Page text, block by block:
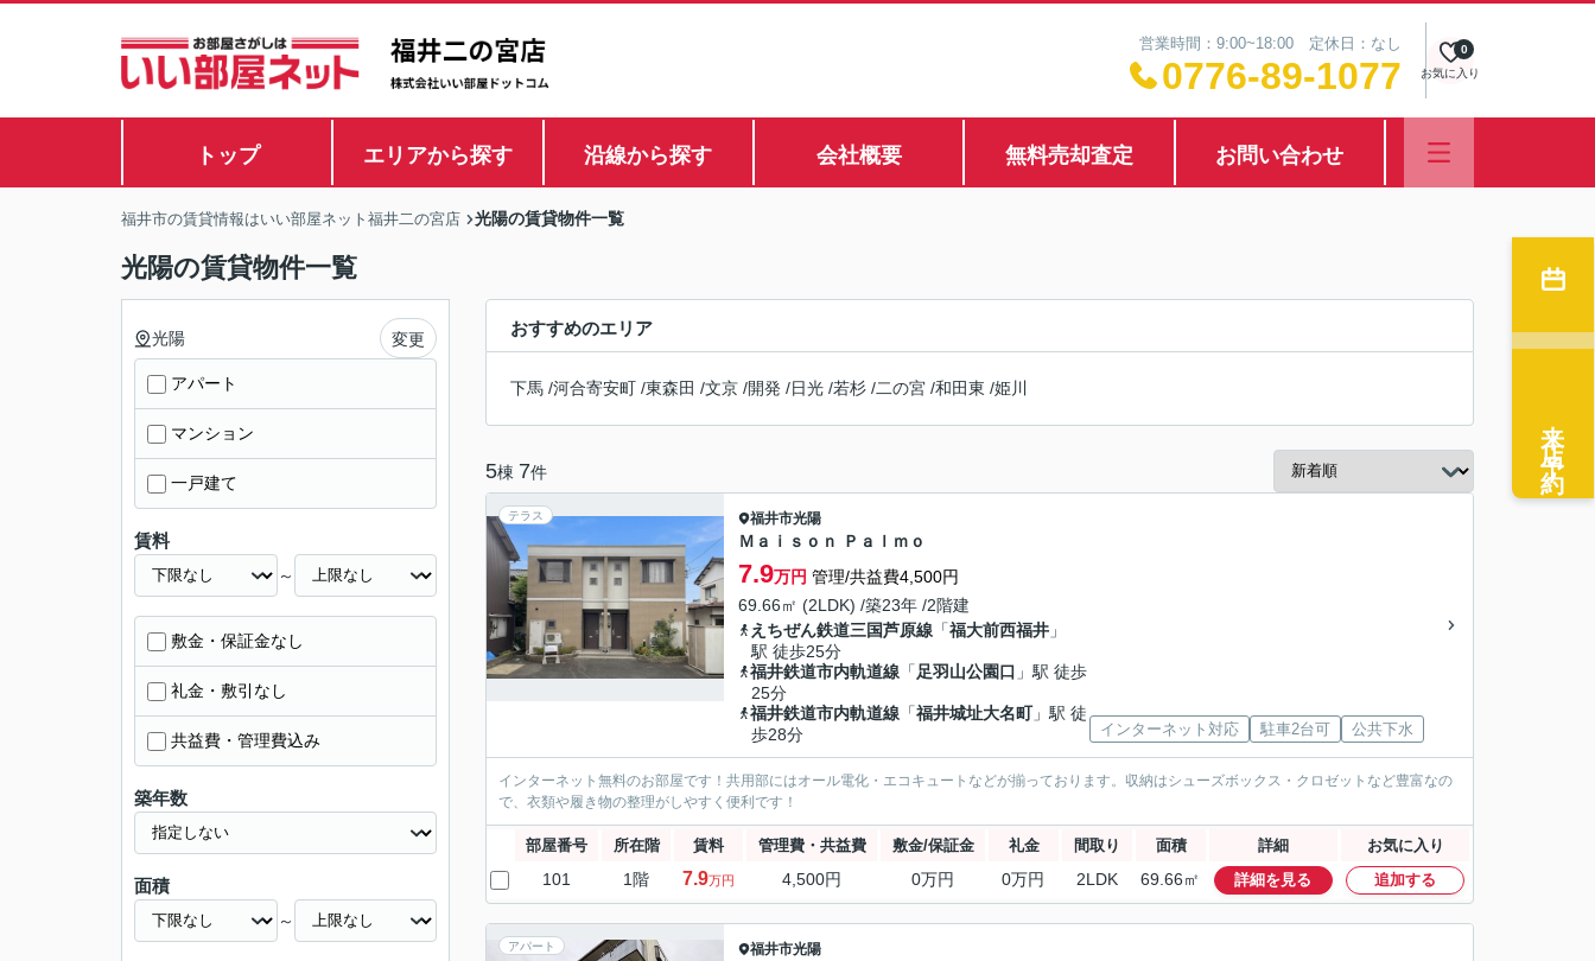
営業時間：9:00~18:00 定休日：なし
0776-89-1077 お気に入り
0
トップ エリアから探す 沿線から探す 会社概要 無料売却査定 お問い合わせ
福井市の賃貸情報はいい部屋ネット福井二の宮店 光陽の賃貸物件一覧
光陽の賃貸物件一覧
おすすめのエリア
下馬 /河合寄安町 /東森田 /文京 /開発 /日光 /若杉 /二の宮 /和田東 /姫川
5棟 7件
テラス 福井市光陽
Ｍａｉｓｏｎ Ｐａｌｍｏ
7.9万円 管理/共益費4,500円
69.66㎡ (2LDK) /築23年 /2階建
えちぜん鉄道三国芦原線 「福大前西福井 」
駅 徒歩25分
福井鉄道市内軌道線 「 足羽山公園口 」駅 徒歩
25分
福井鉄道市内軌道線 「福井城址大名町」駅 徒
歩28分
インターネット対応 駐車2台可 公共下水
インターネット無料のお部屋です！共用部にはオール電化・エコキュートなどが揃っております。収納はシューズボックス・クロゼットなど豊富なの
で、衣類や履き物の整理がしやすく便利です！
部屋番号 所在階 賃料 管理費・共益費 敷金/保証金 礼金 間取り 面積 詳細 お気に入り
101 1階 7.9万円 4,500円 0万円 0万円 2LDK 69.66㎡ 詳細を見る 追加する
アパート 福井市光陽
光陽 変更
アパート
マンション
一戸建て
賃料
～
敷金・保証金なし
礼金・敷引なし
共益費・管理費込み
築年数
面積
～
来店予約